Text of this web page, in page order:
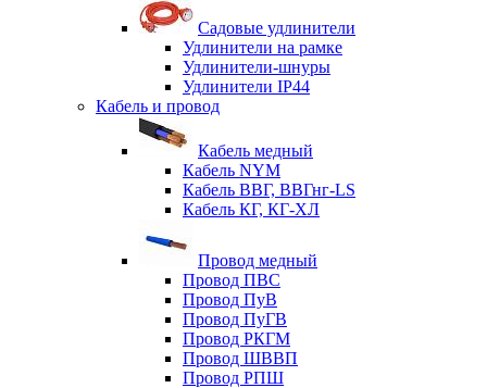
Садовые удлинители
Удлинители на рамке
Удлинители-шнуры
Удлинители IP44
Кабель и провод
Кабель медный
Кабель NYM
Кабель ВВГ, ВВГнг-LS
Кабель КГ, КГ-ХЛ
Провод медный
Провод ПВС
Провод ПуВ
Провод ПуГВ
Провод РКГМ
Провод ШВВП
Провод РПШ